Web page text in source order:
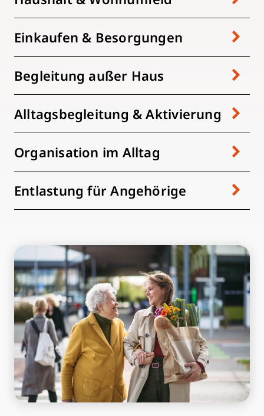
Einkaufen & Besorgungen
Begleitung außer Haus
Alltagsbegleitung & Aktivierung
Organisation im Alltag
Entlastung für Angehörige